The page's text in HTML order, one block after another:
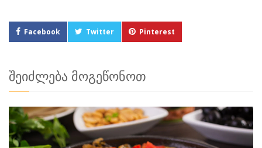
Facebook Twitter Pinterest
შეიძლება მოგეწონოთ